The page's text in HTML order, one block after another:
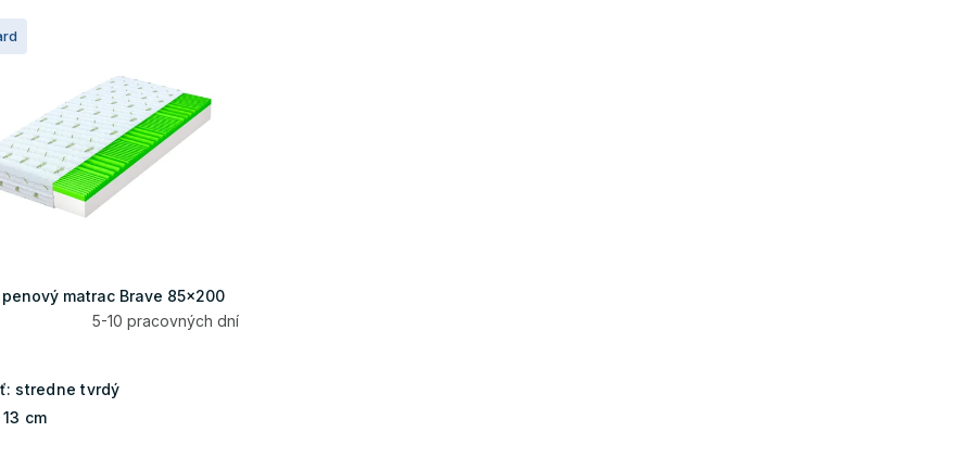
matrac Brave 85x200
5-10 pracovných dní
stredne tvrdý
13 cm